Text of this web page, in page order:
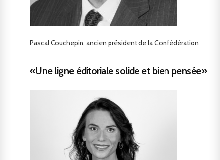
Pascal Couchepin, ancien président de la Confédération
«Une ligne éditoriale solide et bien pensée»